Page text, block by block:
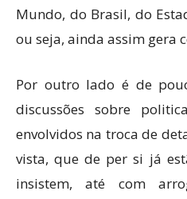
Mundo, do Brasil, do
ou seja, ainda assim gera
Por outro lado é de
discussões sobre
envolvidos na troca de
vista, que de per si já
insistem, até com